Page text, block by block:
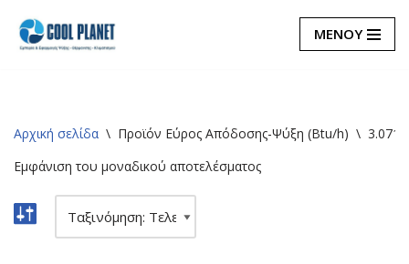
Μεταπηδήστε
ΜΕΝΟΥ
Αρχική σελίδα \ Προϊόν Εύρος Απόδοσης-Ψύξη (Btu/h) \
Εμφάνιση του μοναδικού αποτελέσματος